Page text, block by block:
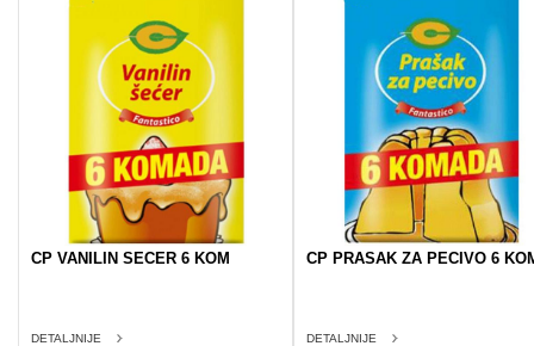
CP VANILIN SECER 6 KOM
DETALJNIJE
CP PRASAK ZA PECIVO 6
DETALJNIJE